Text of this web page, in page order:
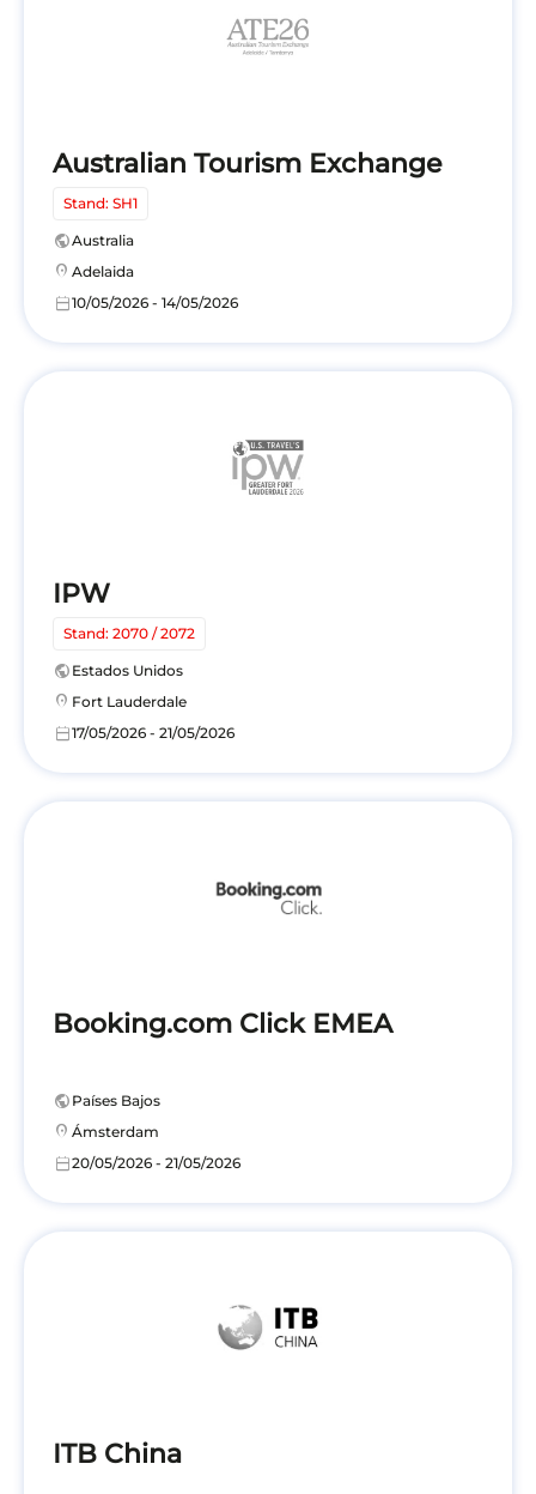
Australian Tourism Exchange
Stand: SH1
publicAustralia
location_on Adelaida
calendar_today10/05/2026 - 14/05/2026
IPW
Stand: 2070 / 2072
public Estados Unidos
location_on Fort Lauderdale
calendar_today17/05/2026 - 21/05/2026
Booking.com Click EMEA
public Países Bajos
location_on Ámsterdam
calendar_today20/05/2026 - 21/05/2026
ITB China